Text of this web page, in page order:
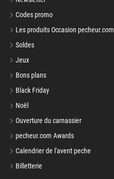
Codes promo
Les produits Occasion pecheur.com
Soldes
Jeux
Bons plans
Black Friday
Noël
Ouverture du carnassier
pecheur.com Awards
Calendrier de l'avent peche
Billetterie